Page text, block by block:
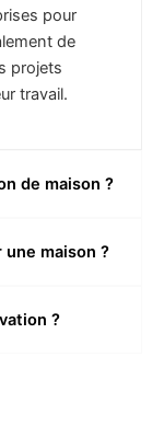
pour
de
projets
travail.
de maison ?
maison ?
?